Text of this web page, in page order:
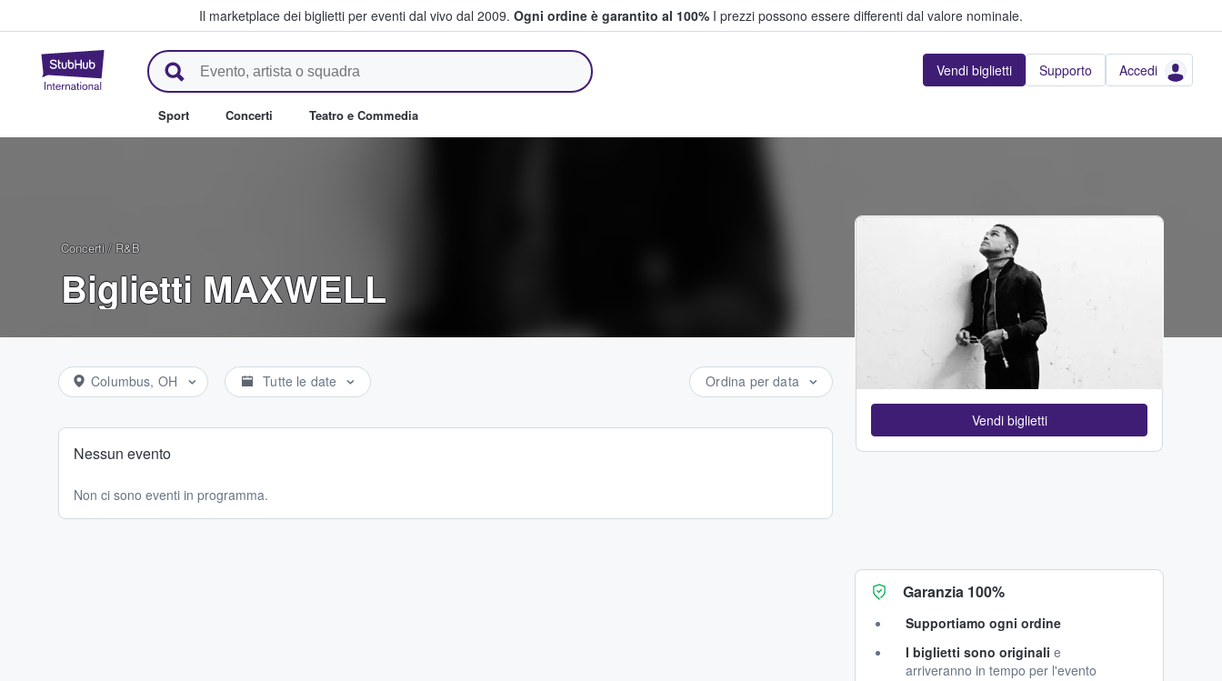
Il marketplace dei biglietti per eventi dal vivo dal 2009. Ogni ordine è garantito al 100% I prezzi possono essere differenti dal valore nominale.
StubHub - Dove i fan comprano e vendono biglietti Vendi biglietti Supporto Accedi
Sport Concerti Teatro e Commedia
Concerti / R&B
Biglietti MAXWELL
Columbus, OH Tutte le date Ordina per data
Nessun evento
Non ci sono eventi in programma.
Vendi biglietti
Garanzia 100%
Supportiamo ogni ordine
I biglietti sono originali e
arriveranno in tempo per l'evento